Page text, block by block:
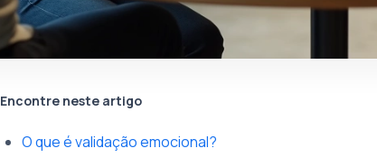
Encontre neste artigo
O que é validação emocional?